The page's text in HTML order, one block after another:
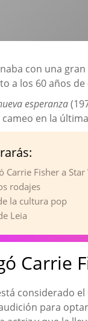
con una
a los 60 años
esperanza
en la
Carrie Fisher a Star
rodajes
la cultura pop
Leia
Carrie
considerado
para